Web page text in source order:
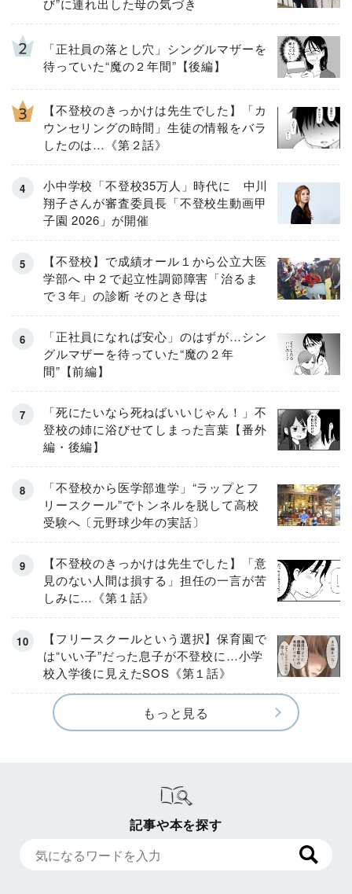
び”に連れ出した母の気づき
「正社員の落とし穴」シングルマザーを
待っていた“魔の２年間”【後編】
【不登校のきっかけは先生でした】「カ
ウンセリングの時間」生徒の情報をバラ
したのは…《第２話》
小中学校「不登校35万人」時代に 中川
翔子さんが審査委員長「不登校生動画甲
子園 2026」が開催
【不登校】で成績オール１から公立大医
学部へ 中２で起立性調節障害「治るま
で３年」の診断 そのとき母は
「正社員になれば安心」のはずが…シン
グルマザーを待っていた“魔の２年
間”【前編】
「死にたいなら死ねばいいじゃん！」不
登校の姉に浴びせてしまった言葉【番外
編・後編】
「不登校から医学部進学」“ラップとフ
リースクール”でトンネルを脱して高校
受験へ〔元野球少年の実話〕
【不登校のきっかけは先生でした】「意
見のない人間は損する」担任の一言が苦
しみに…《第１話》
【フリースクールという選択】保育園で
は“いい子”だった息子が不登校に…小学
校入学後に見えたSOS《第１話》
もっと見る
記事や本を探す